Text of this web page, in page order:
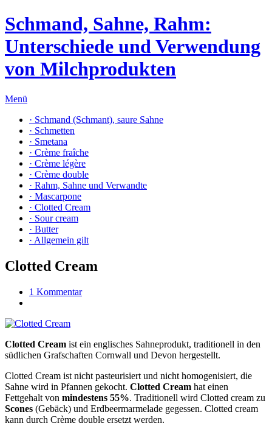
Schmand, Sahne, Rahm:
Unterschiede und Verwendung
von Milchprodukten
Menü
· Schmand (Schmant), saure Sahne
· Schmetten
· Smetana
· Crème fraîche
· Crème légère
· Crème double
· Rahm, Sahne und Verwandte
· Mascarpone
· Clotted Cream
· Sour cream
· Butter
· Allgemein gilt
Clotted Cream
1 Kommentar
Clotted Cream ist ein englisches Sahneprodukt, traditionell in den
südlichen Grafschaften Cornwall und Devon hergestellt.
Clotted Cream ist nicht pasteurisiert und nicht homogenisiert, die
Sahne wird in Pfannen gekocht. Clotted Cream hat einen
Fettgehalt von mindestens 55%. Traditionell wird Clotted cream zu
Scones (Gebäck) und Erdbeermarmelade gegessen. Clotted cream
kann durch Crème double ersetzt werden.